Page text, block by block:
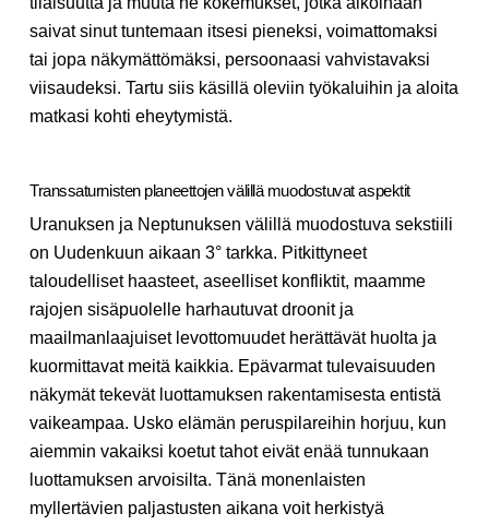
saivat sinut tuntemaan itsesi pieneksi, voimattomaksi
tai jopa näkymättömäksi, persoonaasi vahvistavaksi
viisaudeksi. Tartu siis käsillä oleviin työkaluihin ja aloita
matkasi kohti eheytymistä.
Transsaturnisten planeettojen välillä muodostuvat aspektit
Uranuksen ja Neptunuksen välillä muodostuva sekstiili
on Uudenkuun aikaan 3° tarkka. Pitkittyneet
taloudelliset haasteet, aseelliset konfliktit, maamme
rajojen sisäpuolelle harhautuvat droonit ja
maailmanlaajuiset levottomuudet herättävät huolta ja
kuormittavat meitä kaikkia. Epävarmat tulevaisuuden
näkymät tekevät luottamuksen rakentamisesta entistä
vaikeampaa. Usko elämän peruspilareihin horjuu, kun
aiemmin vakaiksi koetut tahot eivät enää tunnukaan
luottamuksen arvoisilta. Tänä monenlaisten
myllertävien paljastusten aikana voit herkistyä